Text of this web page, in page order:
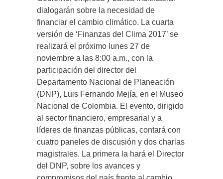
dialogarán sobre la necesidad de
financiar el cambio climático. La cuarta
versión de ‘Finanzas del Clima 2017’ se
realizará el próximo lunes 27 de
noviembre a las 8:00 a.m., con la
participación del director del
Departamento Nacional de Planeación
(DNP), Luis Fernando Mejía, en el Museo
Nacional de Colombia. El evento, dirigido
al sector financiero, empresarial y a
líderes de finanzas públicas, contará con
cuatro paneles de discusión y dos charlas
magistrales. La primera la hará el Director
del DNP, sobre los avances y